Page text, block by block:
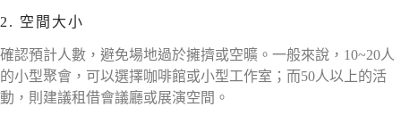
2. 空間大小
確認預計人數，避免場地過於擁擠或空曠。一般來說，10~20人
的小型聚會，可以選擇咖啡館或小型工作室；而50人以上的活
動，則建議租借會議廳或展演空間。